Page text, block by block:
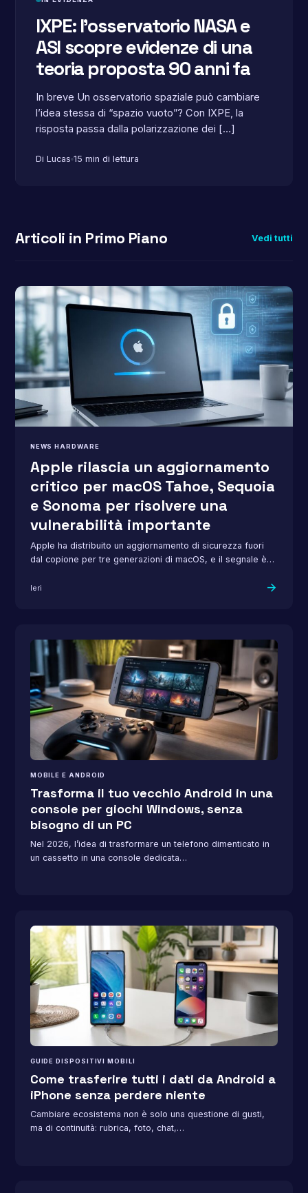
IXPE: l’osservatorio NASA e
ASI scopre evidenze di una
teoria proposta 90 anni fa
In breve Un osservatorio spaziale può cambiare
l’idea stessa di “spazio vuoto”? Con IXPE, la
risposta passa dalla polarizzazione dei […]
Di Lucas 15 min di lettura
Articoli in Primo Piano Vedi tutti
NEWS HARDWARE
Apple rilascia un aggiornamento
critico per macOS Tahoe, Sequoia
e Sonoma per risolvere una
vulnerabilità importante
Apple ha distribuito un aggiornamento di sicurezza fuori
dal copione per tre generazioni di macOS, e il segnale è
Ieri arrow_forward
MOBILE E ANDROID
Trasforma il tuo vecchio Android in una
console per giochi Windows, senza
bisogno di un PC
Nel 2026, l’idea di trasformare un telefono dimenticato in
un cassetto in una console dedicata…
GUIDE DISPOSITIVI MOBILI
Come trasferire tutti i dati da Android a
iPhone senza perdere niente
Cambiare ecosistema non è solo una questione di gusti,
ma di continuità: rubrica, foto, chat,…